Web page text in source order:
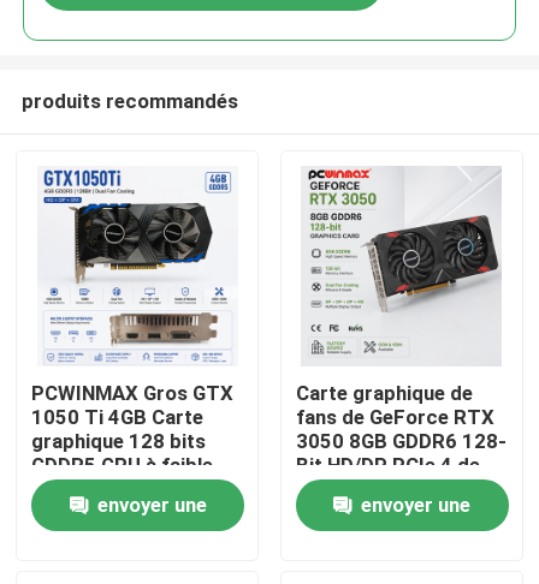
Maison
Produits
produits recommandés
PCWINMAX Gros GTX
1050 Ti 4GB Carte
graphique 128 bits
GDDR5 GPU à faible
puissance avec sortie
HD DP DVI pour
ordinateur de bureau
envoyer une
Carte graphique de
fans de GeForce RTX
3050 8GB GDDR6 128-
Bit HD/DP PCIe 4 de
jeu de PCWINMAX
double pour le jeu de
PC
envoyer une